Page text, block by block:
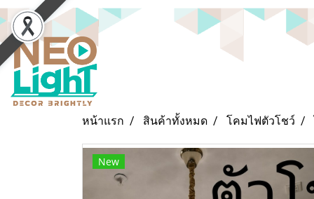
หน้าแรก สินค้าทั้งหมด โคมไฟตัวโชว์
New